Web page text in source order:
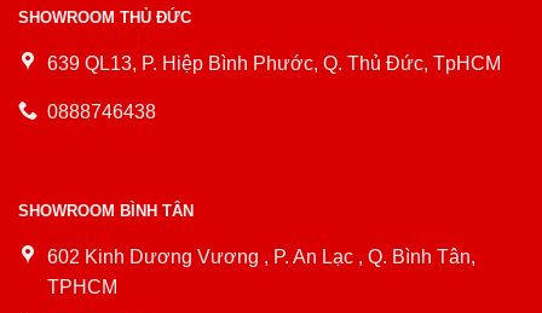
SHOWROOM THỦ ĐỨC
639 QL13, P. Hiệp Bình Phước, Q. Thủ Đức, TpHCM
0888746438
SHOWROOM BÌNH TÂN
602 Kinh Dương Vương , P. An Lạc , Q. Bình Tân,
TPHCM